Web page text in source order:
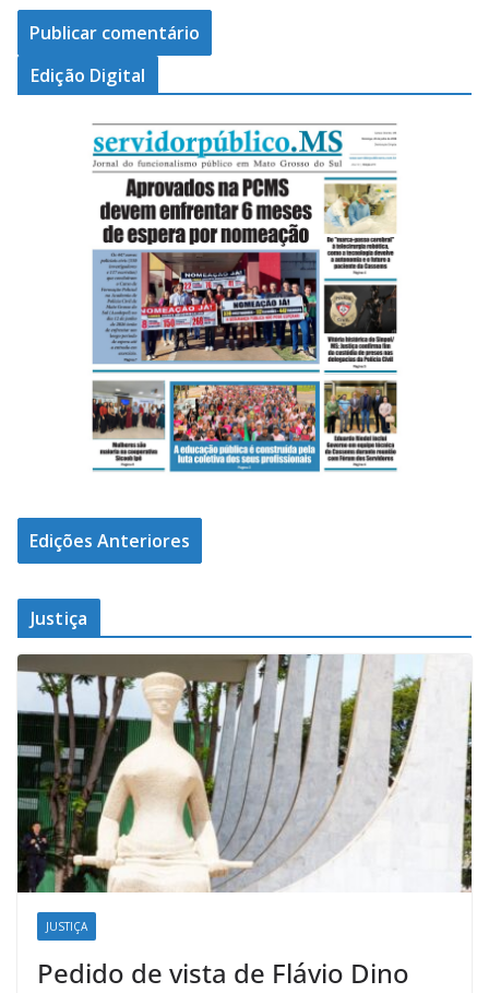
Edição Digital
Edições Anteriores
Justiça
JUSTIÇA
Pedido de vista de Flávio Dino